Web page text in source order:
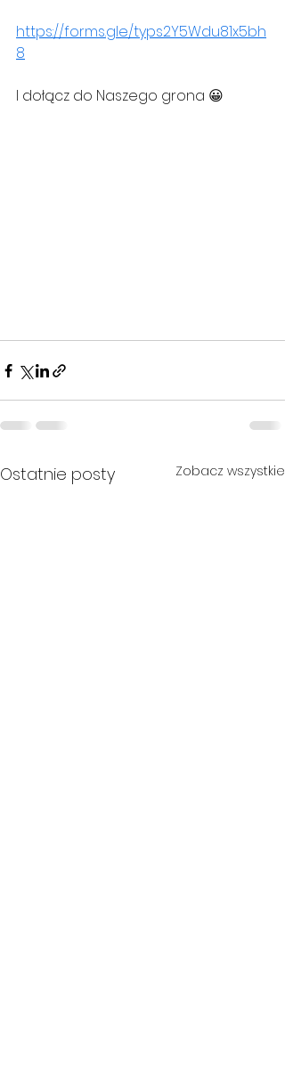
https://forms.gle/typs2Y5Wdu81x5bh
8
I dołącz do Naszego grona 😀
Ostatnie posty Zobacz wszystkie